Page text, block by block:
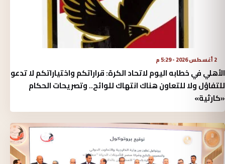
2 أغسطس 2026 - 5:29 م
الأهلي في خطابه اليوم لاتحاد الكرة:‏ قراراتكم واختياراتكم لا تدعو
للتفاؤل ولا للتعاون هناك انتهاك للوائح.. وتصريحات الحكام
«كارثية»‏